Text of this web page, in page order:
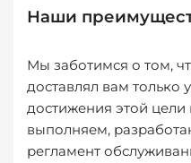
Наши
Мы заботимся о том,
доставлял вам только
достижения этой цели
выполняем,
регламент